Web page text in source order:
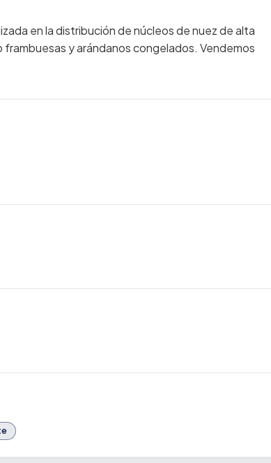
en la distribución de núcleos de nuez de alta
y arándanos congelados. Vendemos